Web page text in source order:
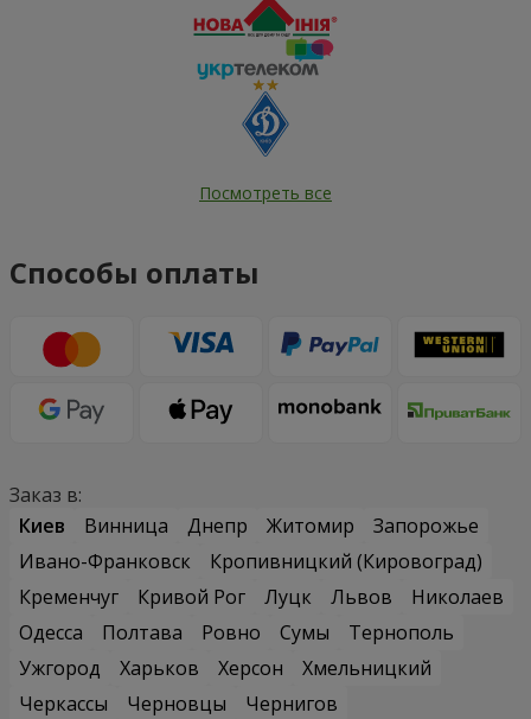
Посмотреть все
Способы оплаты
Заказ в:
Киев
Винница Днепр Житомир
Запорожье
Ивано-Франковск
Кропивницкий (Кировоград)
Кременчуг
Кривой Рог Луцк Львов
Николаев
Одесса
Полтава Ровно Сумы
Тернополь
Ужгород
Харьков Херсон
Хмельницкий
Черкассы
Черновцы
Чернигов